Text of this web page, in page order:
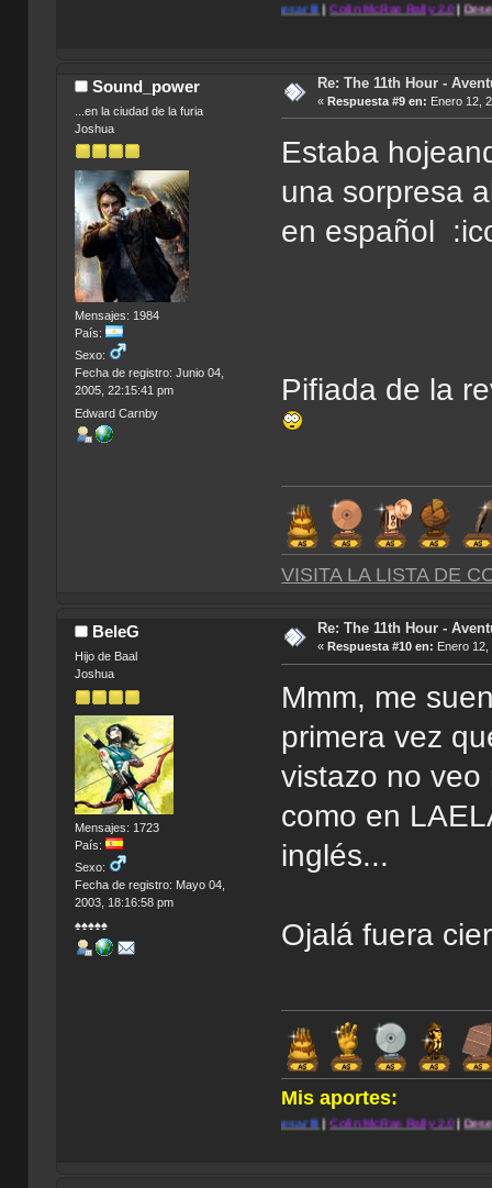
Colin McRae Rally 2.0|Desert Strike:
Sound_power
...en la ciudad de la furia
Joshua
Mensajes: 1984
País:
Sexo:
Fecha de registro: Junio 04,
2005, 22:15:41 pm
Edward Carnby
Re: The 11th Hour -
« Respuesta #9 en: Enero 12,
Estaba
una sorpresa
en español
Pifiada de la
VISITA LA LISTA DE
BeleG
Hijo de Baal
Joshua
Mensajes: 1723
País:
Sexo:
Fecha de registro: Mayo 04,
2003, 18:16:58 pm
♠♠♠♠♠
Re: The 11th Hour -
« Respuesta #10 en: Enero
Mmm, me
primera vez
vistazo no veo
como en
inglés...
Ojalá fuera
Mis aportes:
Colin McRae Rally 2.0|Desert Strike: